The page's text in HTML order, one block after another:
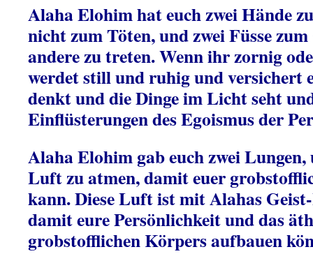
Alaha Elohim hat euch zwei Hände
nicht zum Töten, und zwei Füsse
andere zu treten. Wenn ihr zornig
werdet still und ruhig und versichert
denkt und die Dinge im Licht seht
Einflüsterungen des Egoismus der
Alaha Elohim gab euch zwei Lungen,
Luft zu atmen, damit euer
kann. Diese Luft ist mit Alahas
damit eure Persönlichkeit und das
grobstofflichen Körpers aufbauen